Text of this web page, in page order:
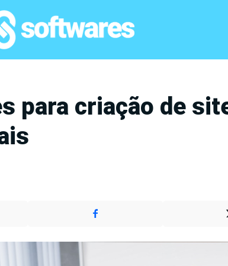
para criação de